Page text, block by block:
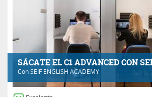
SÁCATE EL C1 ADVANCED CON
ConSEIF ENGLISH ACADEMY